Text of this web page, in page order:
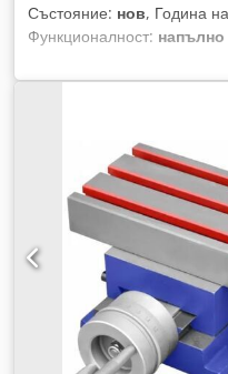
Състояние: нов, Година
Функционалност:
кръстат плот с
призматичен профил
повишават здравината
Кръстатият плот е здраво
материали. - Идеален за
други машини, като
при разстъргване или
се основа с деление
шпилката не позволява
механизъм на
линейната скала,
позицията на плота по
Djdsvu Tn Sjpfx Albock